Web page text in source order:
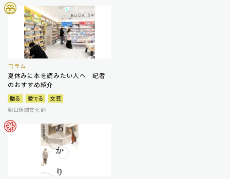
コラム
夏休みに本を読みたい人へ 記者
のおすすめ紹介
贈る 愛でる
文芸
朝日新聞文化部